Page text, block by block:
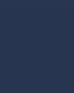
адилтгах